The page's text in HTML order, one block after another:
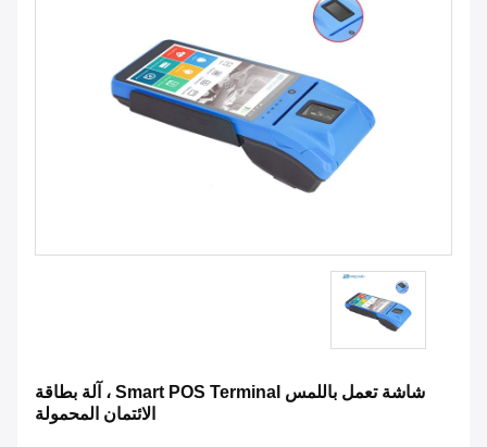
شاشة تعمل باللمس Smart POS Terminal ، آلة بطاقة
الائتمان المحمولة